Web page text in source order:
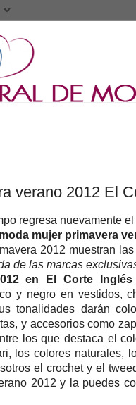
verano 2012 El
regresa nuevamente
moda mujer primavera
2012 muestran las
de las marcas
en El Corte Inglés
y negro en vestidos,
tonalidades darán
y accesorios como
los que destaca el
los colores naturales,
el crochet y el
2012 y la puedes